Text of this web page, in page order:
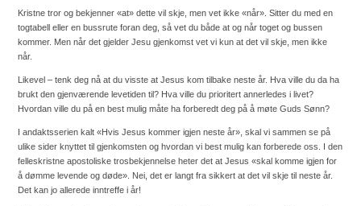
Kristne tror og bekjenner «at» dette vil skje, men vet ikke «når». Sitter du med en
togtabell eller en bussrute foran deg, så vet du både at og når toget og bussen
kommer. Men når det gjelder Jesu gjenkomst vet vi kun at det vil skje, men ikke
når.
Likevel – tenk deg nå at du visste at Jesus kom tilbake neste år. Hva ville du da ha
brukt den gjenværende levetiden til? Hva ville du prioritert annerledes i livet?
Hvordan ville du på en best mulig måte ha forberedt deg på å møte Guds Sønn?
I andaktsserien kalt «Hvis Jesus kommer igjen neste år», skal vi sammen se på
ulike sider knyttet til gjenkomsten og hvordan vi best mulig kan forberede oss. I den
felleskristne apostoliske trosbekjennelse heter det at Jesus «skal komme igjen for
å dømme levende og døde». Nei, det er langt fra sikkert at det vil skje til neste år.
Det kan jo allerede inntreffe i år!